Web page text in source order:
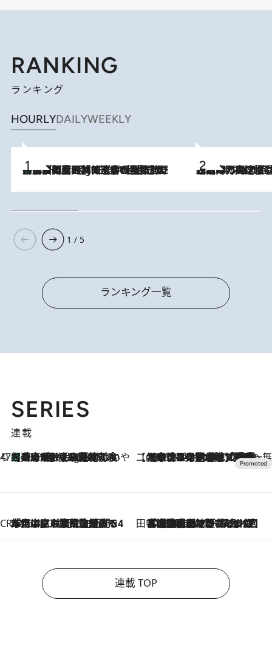
RANKING
ランキング
HOURLYDAILYWEEKLY
10 Hours Ago
「最後に見られてよかった」上野動物園の東園パンダ舎が解体前に特別公開。8月16日まで延長されたパネル展と共に辿る“半世紀”のパンダ飼育《解体工事の図面あり》 2026.8.7
「湘南乃風に憧れて」観客大盛上がりの“タオル回し”に、ラッパー顔負けの高速歌唱まで…さだまさし（74）のアグレッシブすぎる現在地
1 / 5
ランキング一覧
SERIES
連載
47都道府県の手みやげ ひんやりスイーツで夏を満喫
10 Hours Ago
【兵庫県】この夏絶対食べたい 冷やしておいしいおやつ3選 淡路島の恵みをジェラートに集約 【CREA×星野リゾート】唯一無二。癒しと発見が待つ場所へ
2026.8.7
【トンボの足水浴】ヒノキの香りに包まれて涼感マックス！約13℃の湧水かけ流しを避暑地「星野温泉 トンボの湯」で体験
CREA'S CHOICE
2026.8.7
「立川にも歌舞伎があるんだよ」 片岡仁左衛門・市川中車ら豪華座組みで4年目の立川立飛歌舞伎へ 田中稲の勝手に再ブーム
2026.8.7
「湘南乃風に憧れて」観客大盛上がりの“タオル回し”に、ラッパー顔負けの高速歌唱まで…さだまさし（74）のアグレッシブすぎる現在地
連載 TOP